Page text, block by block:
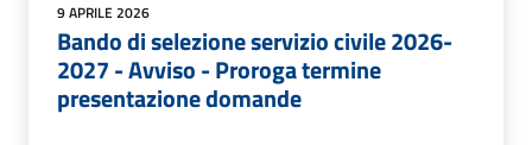
9 APRILE 2026
Bando di selezione servizio civile 2026-
2027 - Avviso - Proroga termine
presentazione domande